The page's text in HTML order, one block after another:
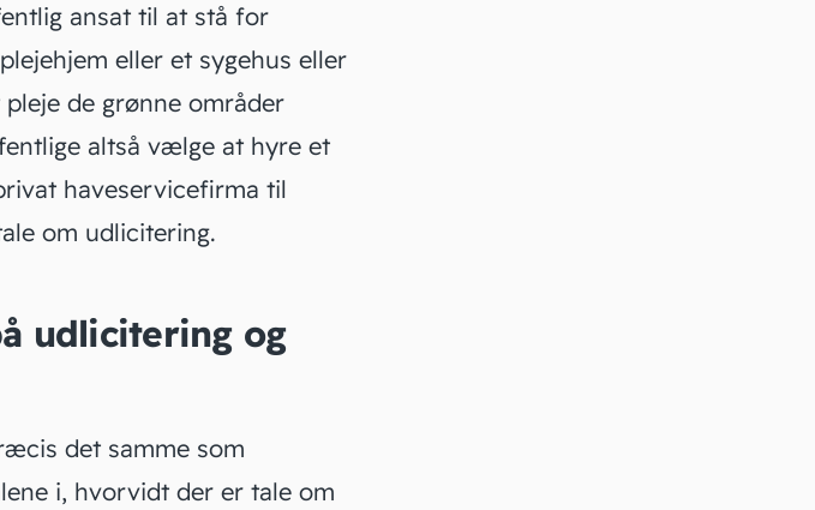
ansat til at stå for
eller et sygehus eller
de grønne områder
altså vælge at hyre et
haveservicefirma til
om udlicitering.
udlicitering og
det samme som
i, hvorvidt der er tale om